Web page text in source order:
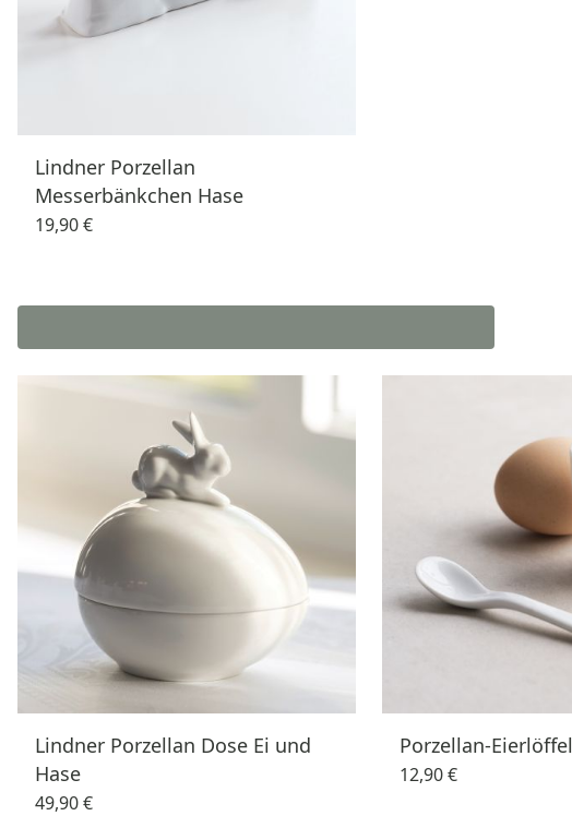
Lindner Porzellan
Messerbänkchen Hase
19,90 €
Lindner Porzellan Dose Ei und
Hase
49,90 €
Porzellan-Eierlöffel
12,90 €